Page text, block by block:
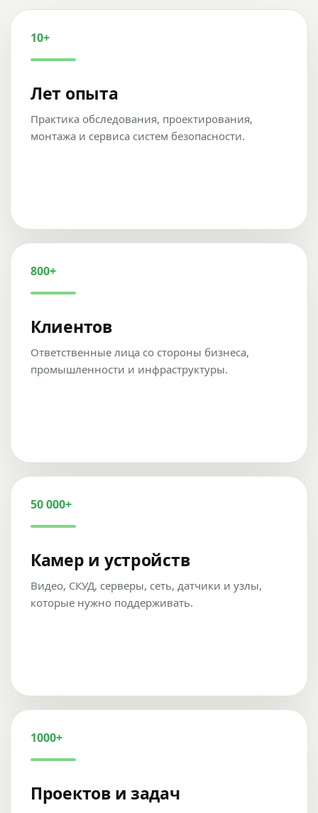
10+
Лет опыта
Практика обследования, проектирования,
монтажа и сервиса систем безопасности.
800+
Клиентов
Ответственные лица со стороны бизнеса,
промышленности и инфраструктуры.
50 000+
Камер и устройств
Видео, СКУД, серверы, сеть, датчики и узлы,
которые нужно поддерживать.
1000+
Проектов и задач